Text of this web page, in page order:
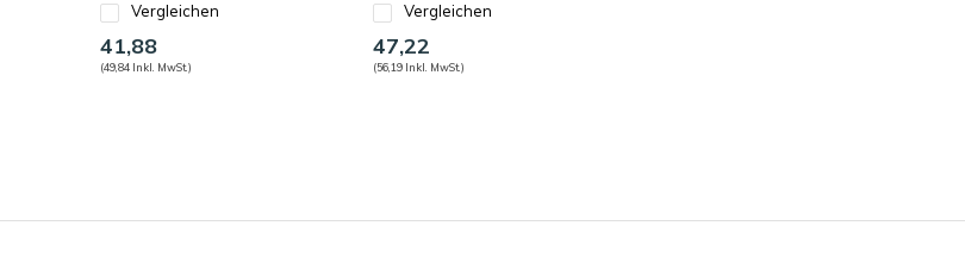
Vergleichen
41,88
(49,84 Inkl. MwSt.)
Vergleichen
47,22
(56,19 Inkl. MwSt.)